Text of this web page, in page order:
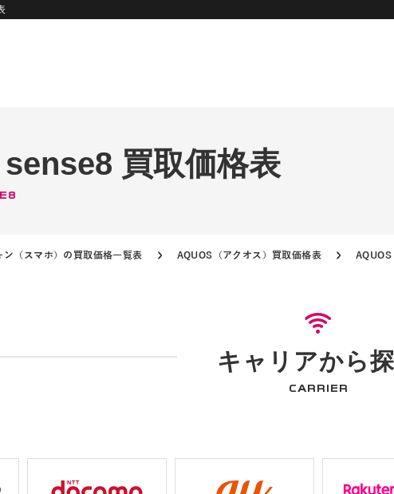
買取価格表
ン（スマホ）の買取価格一覧表 AQUOS（アクオス）買取価格表
キャリアから
CARRIER